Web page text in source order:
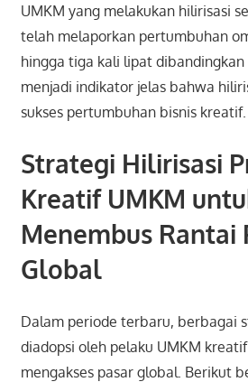
UMKM yang melakukan hilirisasi
telah melaporkan pertumbuhan
hingga tiga kali lipat dibandingkan
menjadi indikator jelas bahwa
sukses pertumbuhan bisnis kreatif.
Strategi Hilirisasi
Kreatif UMKM
Menembus Rantai
Global
Dalam periode terbaru, berbagai
diadopsi oleh pelaku UMKM
mengakses pasar global. Berikut